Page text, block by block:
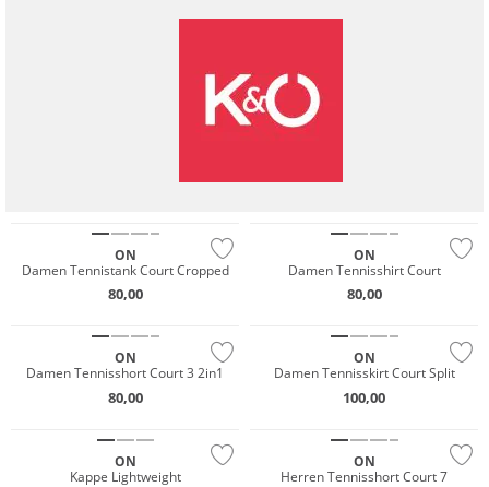
ON
Damen Tennistank Court Cropped
80,00
ON
Damen Tennisshirt Court
80,00
ON
Damen Tennisshort Court 3 2in1
80,00
ON
Damen Tennisskirt Court Split
100,00
ON
Kappe Lightweight
ON
Herren Tennisshort Court 7